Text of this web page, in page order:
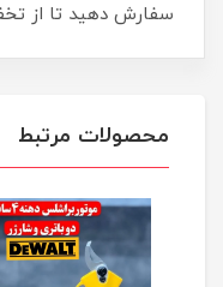
سفارش دهید تا از
محصولات مرتبط